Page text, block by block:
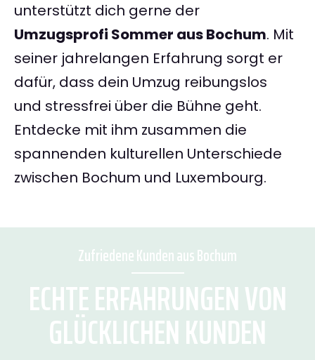
unterstützt dich gerne der
Umzugsprofi Sommer aus Bochum. Mit
seiner jahrelangen Erfahrung sorgt er
dafür, dass dein Umzug reibungslos
und stressfrei über die Bühne geht.
Entdecke mit ihm zusammen die
spannenden kulturellen Unterschiede
zwischen Bochum und Luxembourg.
Zufriedene Kunden aus Bochum
ECHTE ERFAHRUNGEN VON
GLÜCKLICHEN KUNDEN